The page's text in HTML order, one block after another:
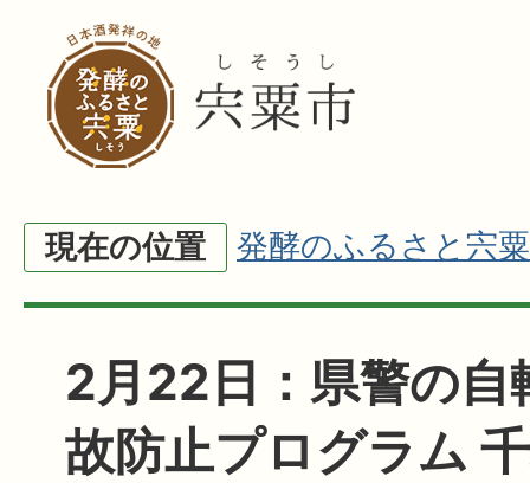
現在の位置 発酵のふるさと宍粟
2月22日：県警の自
故防止プログラム